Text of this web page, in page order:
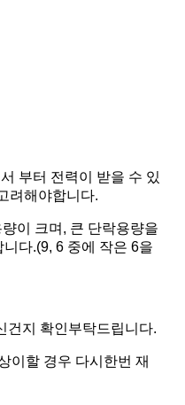
부터 전력이 받을 수 있
려해야합니다.
이 크며, 큰 단락용량을
다.(9, 6 중에 작은 6을
건지 확인부탁드립니다.
이할 경우 다시한번 재